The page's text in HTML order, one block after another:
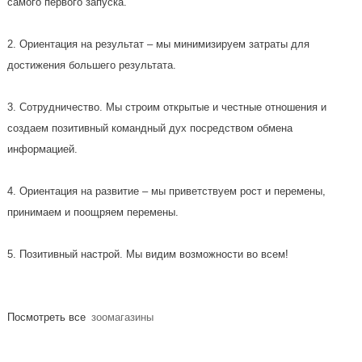
2. Ориентация на результат – мы минимизируем затраты для
достижения большего результата.
3. Сотрудничество. Мы строим открытые и честные отношения и
создаем позитивный командный дух посредством обмена
информацией.
4. Ориентация на развитие – мы приветствуем рост и перемены,
принимаем и поощряем перемены.
5. Позитивный настрой. Мы видим возможности во всем!
Посмотреть все зоомагазины